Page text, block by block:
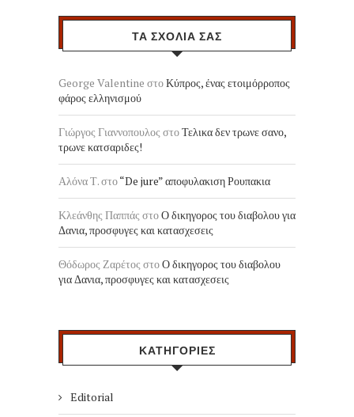
ΤΑ ΣΧΟΛΙΑ ΣΑΣ
George Valentine στοΚύπρος, ένας ετοιμόρροπος
φάρος ελληνισμού
Γιώργος Γιαννοπουλος στοΤελικα δεν τρωνε σανο,
τρωνε κατσαριδες!
Αλόνα Τ.στο“De jure” αποφυλακιση Ρουπακια
Κλεάνθης Παππάς στοΟ δικηγορος του διαβολου για
Δανια, προσφυγες και κατασχεσεις
Θόδωρος Ζαρέτος στοΟ δικηγορος του διαβολου
για Δανια, προσφυγες και κατασχεσεις
ΚΑΤΗΓΟΡΙΕΣ
Editorial